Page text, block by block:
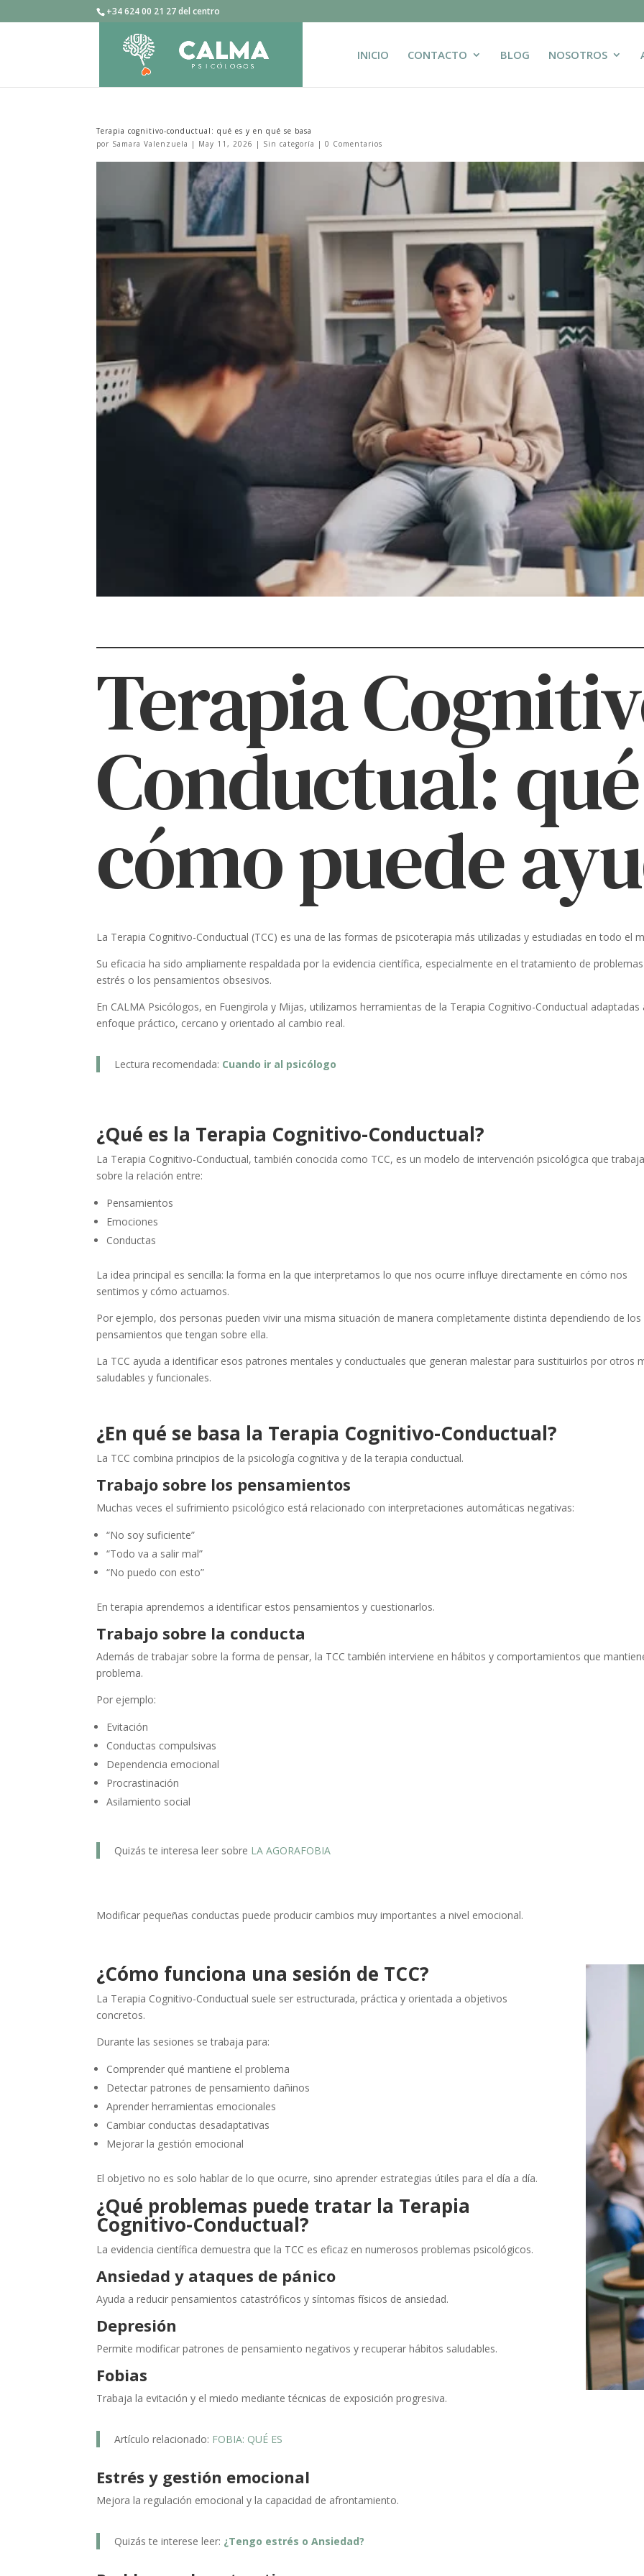
+34 624 00 21 27 del centro
INICIO CONTACTO BLOG NOSOTROS
Terapia cognitivo-conductual: qué es y en qué se basa
por Samara Valenzuela | May 11, 2026 | Sin categoría |0 Comentarios
Terapia
Conductual:
cómo puede
La Terapia Cognitivo-Conductual (TCC) es una de las formas de psicoterapia más utilizadas y estudiadas en todo el
Su eficacia ha sido ampliamente respaldada por la evidencia científica, especialmente en el tratamiento de
estrés o los pensamientos obsesivos.
En CALMA Psicólogos, en Fuengirola y Mijas, utilizamos herramientas de la Terapia Cognitivo-Conductual
enfoque práctico, cercano y orientado al cambio real.
Lectura recomendada: Cuando ir al psicólogo
¿Qué es la Terapia Cognitivo-Conductual?
La Terapia Cognitivo-Conductual, también conocida como TCC, es un modelo de intervención psicológica que
sobre la relación entre:
Pensamientos
Emociones
Conductas
La idea principal es sencilla: la forma en la que interpretamos lo que nos ocurre influye directamente en cómo nos
sentimos y cómo actuamos.
Por ejemplo, dos personas pueden vivir una misma situación de manera completamente distinta dependiendo de los
pensamientos que tengan sobre ella.
La TCC ayuda a identificar esos patrones mentales y conductuales que generan malestar para sustituirlos por otros
saludables y funcionales.
¿En qué se basa la Terapia Cognitivo-Conductual?
La TCC combina principios de la psicología cognitiva y de la terapia conductual.
Trabajo sobre los pensamientos
Muchas veces el sufrimiento psicológico está relacionado con interpretaciones automáticas negativas:
“No soy suficiente”
“Todo va a salir mal”
“No puedo con esto”
En terapia aprendemos a identificar estos pensamientos y cuestionarlos.
Trabajo sobre la conducta
Además de trabajar sobre la forma de pensar, la TCC también interviene en hábitos y comportamientos que
problema.
Por ejemplo:
Evitación
Conductas compulsivas
Dependencia emocional
Procrastinación
Asilamiento social
Quizás te interesa leer sobre LA AGORAFOBIA
Modificar pequeñas conductas puede producir cambios muy importantes a nivel emocional.
¿Cómo funciona una sesión de TCC?
La Terapia Cognitivo-Conductual suele ser estructurada, práctica y orientada a objetivos
concretos.
Durante las sesiones se trabaja para:
Comprender qué mantiene el problema
Detectar patrones de pensamiento dañinos
Aprender herramientas emocionales
Cambiar conductas desadaptativas
Mejorar la gestión emocional
El objetivo no es solo hablar de lo que ocurre, sino aprender estrategias útiles para el día a día.
¿Qué problemas puede tratar la Terapia
Cognitivo-Conductual?
La evidencia científica demuestra que la TCC es eficaz en numerosos problemas psicológicos.
Ansiedad y ataques de pánico
Ayuda a reducir pensamientos catastróficos y síntomas físicos de ansiedad.
Depresión
Permite modificar patrones de pensamiento negativos y recuperar hábitos saludables.
Fobias
Trabaja la evitación y el miedo mediante técnicas de exposición progresiva.
Artículo relacionado: FOBIA: QUÉ ES
Estrés y gestión emocional
Mejora la regulación emocional y la capacidad de afrontamiento.
Quizás te interese leer: ¿Tengo estrés o Ansiedad?